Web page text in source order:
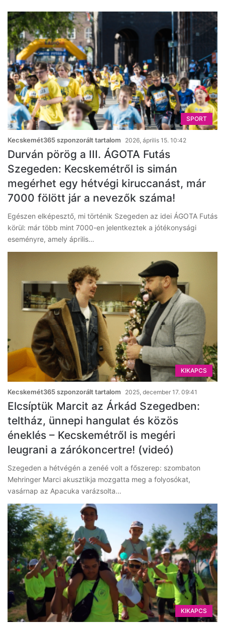
SPORT
Kecskemét365 szponzorált tartalom 2026, április 15. 10:42
Durván pörög a III. ÁGOTA Futás
Szegeden: Kecskemétről is simán
megérhet egy hétvégi kiruccanást, már
7000 fölött jár a nevezők száma!
Egészen elképesztő, mi történik Szegeden az idei ÁGOTA Futás
körül: már több mint 7000-en jelentkeztek a jótékonysági
eseményre, amely április…
KIKAPCS
Kecskemét365 szponzorált tartalom 2025, december 17. 09:41
Elcsíptük Marcit az Árkád Szegedben:
teltház, ünnepi hangulat és közös
éneklés – Kecskemétről is megéri
leugrani a zárókoncertre! (videó)
Szegeden a hétvégén a zenéé volt a főszerep: szombaton
Mehringer Marci akusztikja mozgatta meg a folyosókat,
vasárnap az Apacuka varázsolta…
KIKAPCS